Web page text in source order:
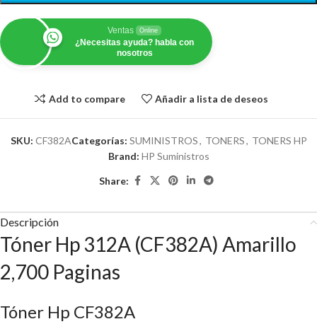
Ventas Online
¿Necesitas ayuda? habla con
nosotros
Add to compare Añadir a lista de deseos
SKU: CF382ACategorías: SUMINISTROS, TONERS, TONERS HP
Brand: HP Suministros
Share:
Descripción
Tóner Hp 312A (CF382A) Amarillo
2,700 Paginas
Tóner Hp CF382A